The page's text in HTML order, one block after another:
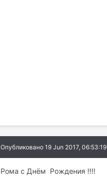
Опубликовано 19 Jun 2017, 06:53:19
Рома с Днём Рождения !!!!